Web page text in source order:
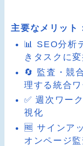
主要なメリット
📊 SEO分析
きタスクに変
🔄 監査・競
理する統合
✅ 週次ワー
視化
🆓 サインア
オンページ